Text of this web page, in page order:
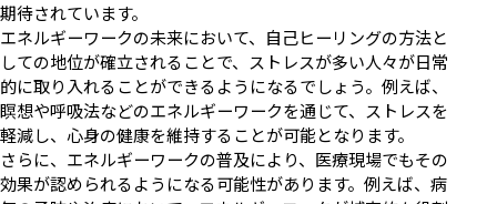
期待されています。
エネルギーワークの未来において、自己ヒーリングの方法と
しての地位が確立されることで、ストレスが多い人々が日常
的に取り入れることができるようになるでしょう。例えば、
瞑想や呼吸法などのエネルギーワークを通じて、ストレスを
軽減し、心身の健康を維持することが可能となります。
さらに、エネルギーワークの普及により、医療現場でもその
効果が認められるようになる可能性があります。例えば、病